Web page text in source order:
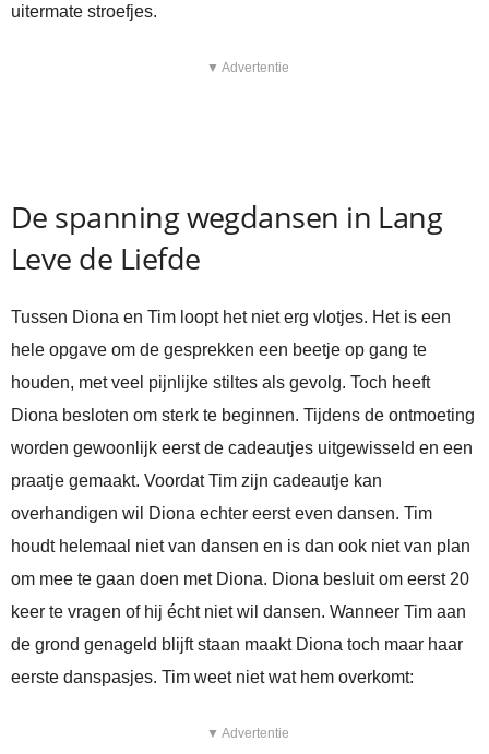
uitermate stroefjes.
▼ Advertentie
De spanning wegdansen in Lang
Leve de Liefde
Tussen Diona en Tim loopt het niet erg vlotjes. Het is een
hele opgave om de gesprekken een beetje op gang te
houden, met veel pijnlijke stiltes als gevolg. Toch heeft
Diona besloten om sterk te beginnen. Tijdens de ontmoeting
worden gewoonlijk eerst de cadeautjes uitgewisseld en een
praatje gemaakt. Voordat Tim zijn cadeautje kan
overhandigen wil Diona echter eerst even dansen. Tim
houdt helemaal niet van dansen en is dan ook niet van plan
om mee te gaan doen met Diona. Diona besluit om eerst 20
keer te vragen of hij écht niet wil dansen. Wanneer Tim aan
de grond genageld blijft staan maakt Diona toch maar haar
eerste danspasjes. Tim weet niet wat hem overkomt:
▼ Advertentie